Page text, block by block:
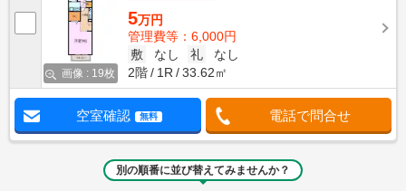
画像 : 19枚
5万円
管理費等：6,000円
敷
なし 礼
なし
2階
1R 33.62㎡
空室確認 無料 電話で問合せ
別の順番に並び替えてみませんか？